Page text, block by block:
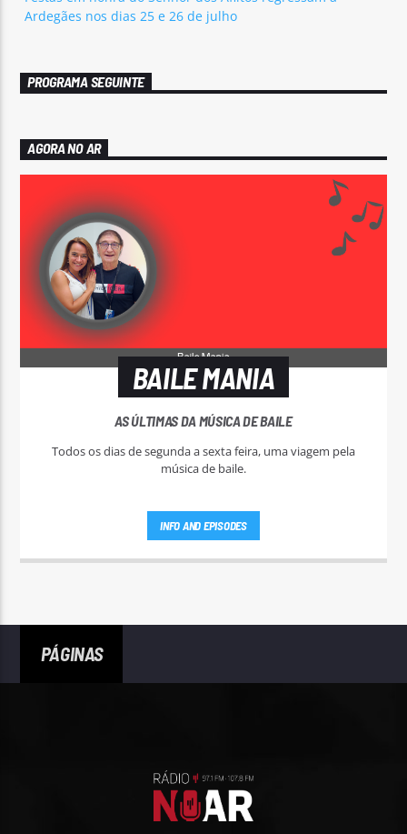
Ardegães nos dias 25 e 26 de julho
PROGRAMA SEGUINTE
AGORA NO AR
BAILE MANIA
AS ÚLTIMAS DA MÚSICA DE BAILE
Todos os dias de segunda a sexta feira, uma viagem pela
música de baile.
INFO AND EPISODES
PÁGINAS